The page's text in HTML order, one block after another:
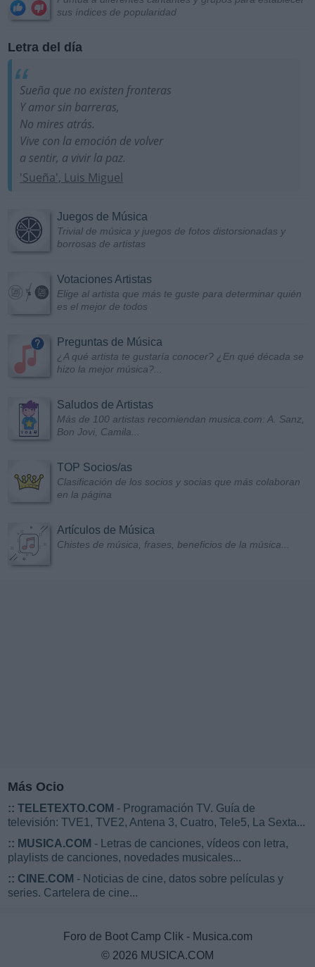
sus índices de popularidad
Letra del día
Sueña que no existen fronteras
Y amor sin barreras,
No mires atrás.
Vive con la emoción de volver
a sentir, a vivir la paz.
'Sueña', Luis Miguel
Juegos de Música
Trivial de música y juegos de fotos distorsionadas y
borrosas de artistas
Votaciones Artistas
Elige al artista que más te guste para determinar quién
es el mejor de todos
Preguntas de Música
¿A qué artista te gustaría conocer? ¿En qué década se
hizo la mejor música?...
Saludos de Artistas
Más de 100 artistas recomiendan musica.com: A. Sanz,
Bon Jovi, Camila...
TOP Socios/as
Clasificación de los socios y socias que más colaboran
en la página
Artículos de Música
Chistes de música, frases, beneficios de la música...
Más Ocio
:: TELETEXTO.COM - Programación TV. Guía de
televisión: TVE1, TVE2, Antena 3, Cuatro, Tele5, La Sexta...
:: MUSICA.COM - Letras de canciones, vídeos con letra,
playlists de canciones, novedades musicales...
:: CINE.COM - Noticias de cine, datos sobre películas y
series. Cartelera de cine...
Foro de Boot Camp Clik - Musica.com
© 2026 MUSICA.COM